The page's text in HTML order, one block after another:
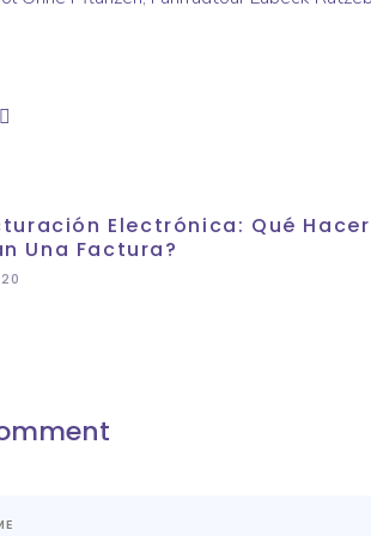
Electrónica: Qué
Una Factura?